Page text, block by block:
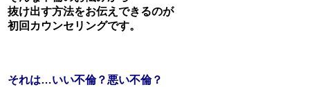
抜け出す方法をお伝えできるのが
初回カウンセリングです。
それは…いい不倫？悪い不倫？